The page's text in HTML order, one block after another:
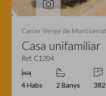
Carrer Verge de
Casa unifamiliar
Ref. C1204
4 Habs 2 Banys 382